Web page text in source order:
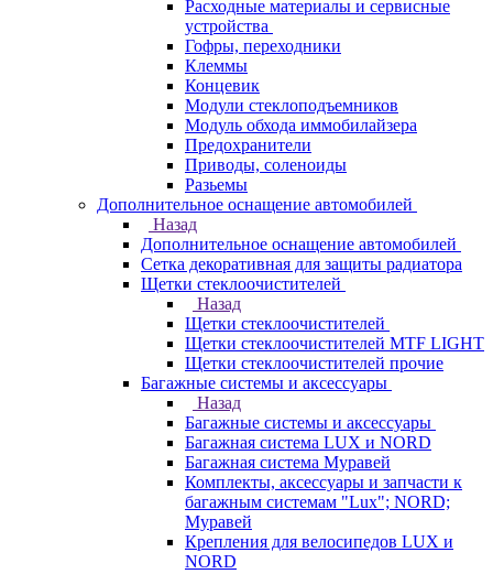
Расходные материалы и сервисные
устройства
Гофры, переходники
Клеммы
Концевик
Модули стеклоподъемников
Модуль обхода иммобилайзера
Предохранители
Приводы, соленоиды
Разьемы
Дополнительное оснащение автомобилей
Назад
Дополнительное оснащение автомобилей
Сетка декоративная для защиты радиатора
Щетки стеклоочистителей
Назад
Щетки стеклоочистителей
Щетки стеклоочистителей MTF LIGHT
Щетки стеклоочистителей прочие
Багажные системы и аксессуары
Назад
Багажные системы и аксессуары
Багажная система LUX и NORD
Багажная система Муравей
Комплекты, аксессуары и запчасти к
багажным системам "Lux"; NORD;
Муравей
Крепления для велосипедов LUX и
NORD